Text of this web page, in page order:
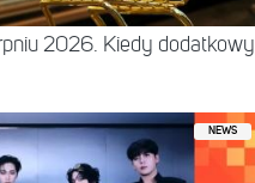
2026. Kiedy dodatkowy
NEWS